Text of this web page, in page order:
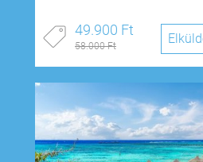
49.900 Ft
58.000 Ft